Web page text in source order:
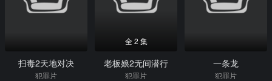
扫毒2天地对决
犯罪片
全 2 集
老板娘2无间潜行
犯罪片
一条龙
犯罪片